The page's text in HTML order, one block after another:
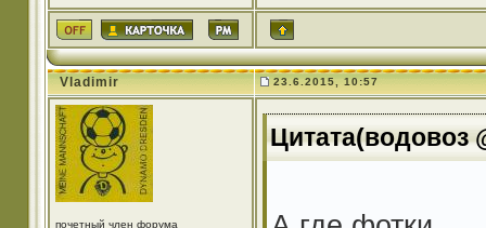
Vladimir 23.6.2015, 10:57
почетный член форума
Цитата(водовоз